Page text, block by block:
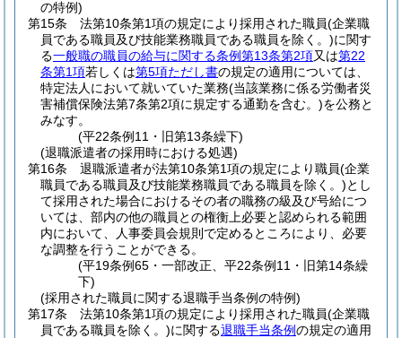
の特例)
第15条
法第10条第1項の規定により採用された職員(企業職
員である職員及び技能業務職員である職員を除く。)に関す
る一般職の職員の給与に関する条例第13条第2項又は第22
条第1項若しくは第5項ただし書の規定の適用については、
特定法人において就いていた業務(当該業務に係る労働者災
害補償保険法第7条第2項に規定する通勤を含む。)を公務と
みなす。
(平22条例11・旧第13条繰下)
(退職派遣者の採用時における処遇)
第16条
退職派遣者が法第10条第1項の規定により職員(企業
職員である職員及び技能業務職員である職員を除く。)とし
て採用された場合におけるその者の職務の級及び号給につ
いては、部内の他の職員との権衡上必要と認められる範囲
内において、人事委員会規則で定めるところにより、必要
な調整を行うことができる。
(平19条例65・一部改正、平22条例11・旧第14条繰
下)
(採用された職員に関する退職手当条例の特例)
第17条
法第10条第1項の規定により採用された職員(企業職
員である職員を除く。)に関する退職手当条例の規定の適用